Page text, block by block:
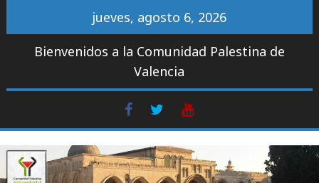
content
jueves, agosto 6, 2026
Bienvenidos a la Comunidad Palestina de
Valencia
FB Twitter
Comunidad Palestina de Valencia